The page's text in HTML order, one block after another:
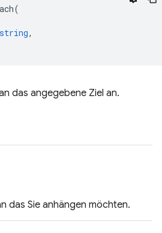
(
string,
das angegebene Ziel an.
das Sie anhängen möchten.